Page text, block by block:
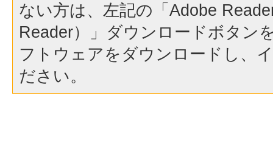
ない方は、左記の「Adobe
Reader）」ダウンロードボタン
フトウェアをダウンロードし、
ださい。